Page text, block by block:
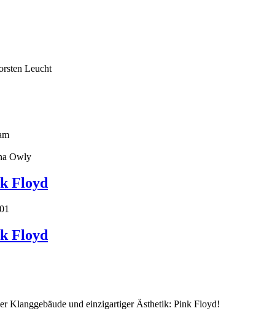
Leucht
Owly
Floyd
Floyd
Klanggebäude und einzigartiger Ästhetik: Pink Floyd!